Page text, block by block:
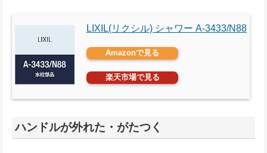
LIXIL(リクシル) シャワー A-3433/N88
Amazonで見る
楽天市場で見る
ハンドルが外れた・がたつく